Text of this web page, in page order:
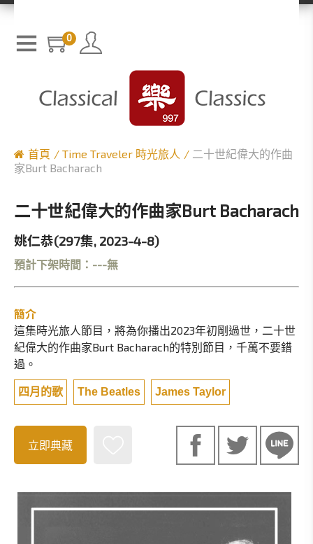
0
首頁 Time Traveler 時光旅人
二十世紀偉大的作曲
家Burt Bacharach
二十世紀偉大的作曲家Burt Bacharach
姚仁恭(297集, 2023-4-8)
預計下架時間：---無
簡介
這集時光旅人節目，將為你播出2023年初剛過世，二十世
紀偉大的作曲家Burt Bacharach的特別節目，千萬不要錯
過。
四月的歌 The Beatles James Taylor
立即典藏